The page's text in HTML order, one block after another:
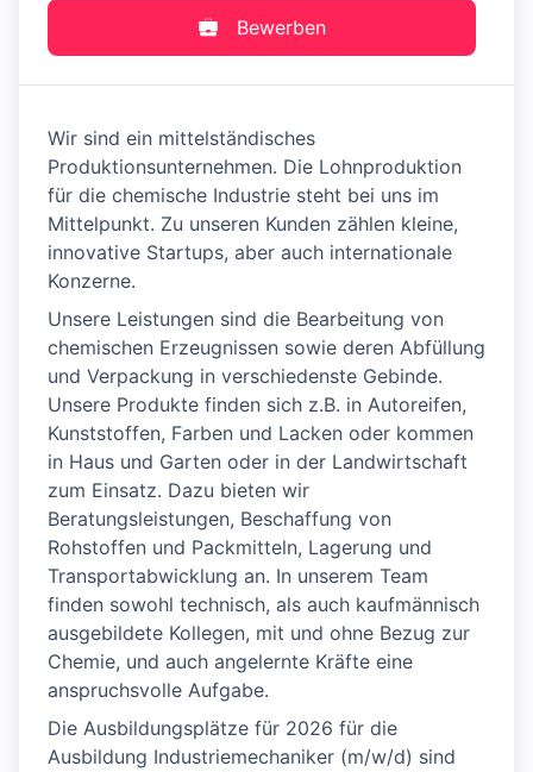
Bewerben
Wir sind ein mittelständisches
Produktionsunternehmen. Die Lohnproduktion
für die chemische Industrie steht bei uns im
Mittelpunkt. Zu unseren Kunden zählen kleine,
innovative Startups, aber auch internationale
Konzerne.
Unsere Leistungen sind die Bearbeitung von
chemischen Erzeugnissen sowie deren Abfüllung
und Verpackung in verschiedenste Gebinde.
Unsere Produkte finden sich z.B. in Autoreifen,
Kunststoffen, Farben und Lacken oder kommen
in Haus und Garten oder in der Landwirtschaft
zum Einsatz. Dazu bieten wir
Beratungsleistungen, Beschaffung von
Rohstoffen und Packmitteln, Lagerung und
Transportabwicklung an. In unserem Team
finden sowohl technisch, als auch kaufmännisch
ausgebildete Kollegen, mit und ohne Bezug zur
Chemie, und auch angelernte Kräfte eine
anspruchsvolle Aufgabe.
Die Ausbildungsplätze für 2026 für die
Ausbildung Industriemechaniker (m/w/d) sind